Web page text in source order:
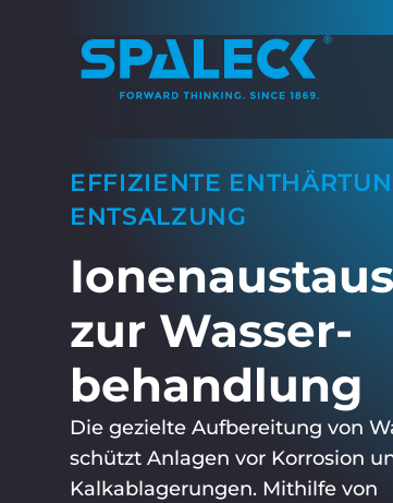
EFFIZIENTE
ENTSALZUNG
zur Wasser­
behandlung
Die gezielte Aufbereitung von
schützt Anlagen vor Korrosion
Kalkablagerungen. Mithilfe von